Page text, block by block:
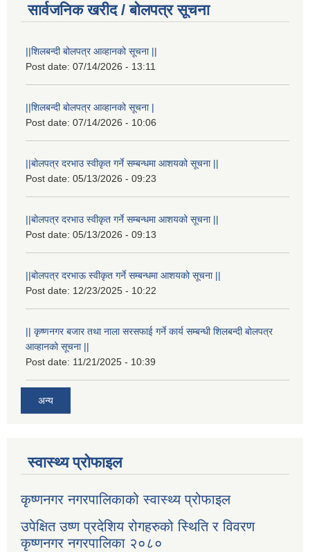
सार्वजनिक खरीद / बोलपत्र सूचना
||शिलबन्दी बोलपत्र आव्हानको सूचना ||
Post date: 07/14/2026 - 13:11
||शिलबन्दी बोलपत्र आव्हानको सूचना |
Post date: 07/14/2026 - 10:06
||बोलपत्र दरभाउ स्वीकृत गर्ने सम्बन्धमा आशयको सूचना ||
Post date: 05/13/2026 - 09:23
||बोलपत्र दरभाउ स्वीकृत गर्ने सम्बन्धमा आशयको सूचना ||
Post date: 05/13/2026 - 09:13
||बोलपत्र दरभाऊ स्वीकृत गर्ने सम्बन्धमा आशयको सूचना ||
Post date: 12/23/2025 - 10:22
|| कृष्णनगर बजार तथा नाला सरसफाई गर्ने कार्य सम्बन्धी शिलबन्दी बोलपत्र
आव्हानको सूचना ||
Post date: 11/21/2025 - 10:39
अन्य
स्वास्थ्य प्रोफाइल
कृष्णनगर नगरपालिकाको स्वास्थ्य प्रोफाइल
उपेक्षित उष्ण प्रदेशिय रोगहरुको स्थिति र विवरण
कृष्णनगर नगरपालिका २०८०